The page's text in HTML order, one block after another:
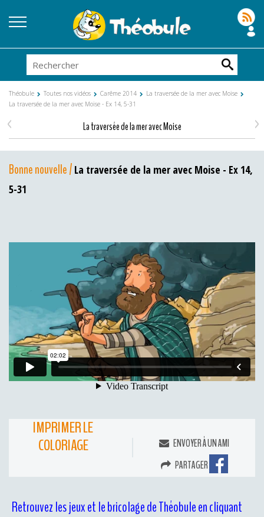
Théobule Toutes nos vidéos Carême 2014
La traversée de la mer avec Moise
La traversée de la mer avec Moise - Ex 14, 5-31
La traversée de la mer avec Moise
< >
Bonne nouvelle / La traversée de la mer avec Moise - Ex 14,
5-31
IMPRIMER LE
COLORIAGE
ENVOYER À UN AMI
PARTAGER
Retrouvez les jeux et le bricolage de Théobule en cliquant